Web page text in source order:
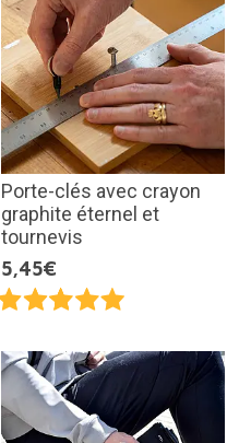
Porte-clés avec crayon
graphite éternel et
tournevis
5,45€